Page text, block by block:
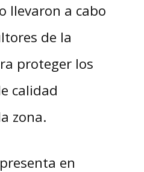
llevaron a cabo
de la
proteger los
calidad
zona.
en